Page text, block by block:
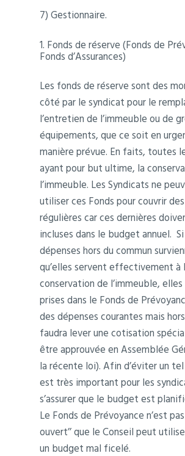
7) Gestionnaire.
1. Fonds de réserve (Fonds de
Fonds d’Assurances)
Les fonds de réserve sont des
côté par le syndicat pour le
l’entretien de l’immeuble ou de
équipements, que ce soit en
manière prévue. En faits, toutes
ayant pour but ultime, la
l’immeuble. Les Syndicats ne
utiliser ces Fonds pour couvrir
régulières car ces dernières
incluses dans le budget annuel.
dépenses hors du commun
qu’elles servent effectivement à
conservation de l’immeuble,
prises dans le Fonds de
des dépenses courantes mais
faudra lever une cotisation
être approuvée en Assemblée
la récente loi). Afin d’éviter un
est très important pour les
s’assurer que le budget est
Le Fonds de Prévoyance n’est pas
ouvert’’ que le Conseil peut
un budget mal ficelé.